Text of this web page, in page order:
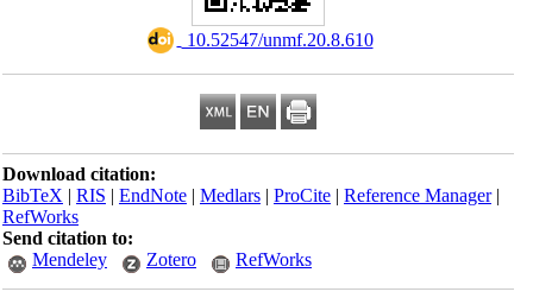
‎ 10.52547/unmf.20.8.610
Download citation:
BibTeX|RIS|EndNote|Medlars|ProCite|Reference Manager
RefWorks
Send citation to:
Mendeley
Zotero RefWorks